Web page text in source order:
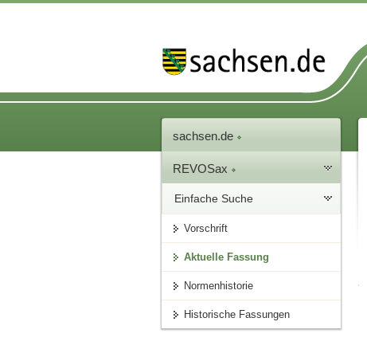
sachsen.de
REVOSax
Einfache Suche
Vorschrift
Aktuelle Fassung
Normenhistorie
Historische Fassungen